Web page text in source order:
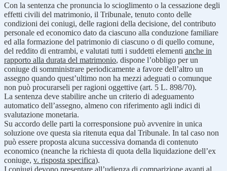
Con la sentenza che pronuncia lo scioglimento o la cessazione degli
effetti civili del matrimonio, il Tribunale, tenuto conto delle
condizioni dei coniugi, delle ragioni della decisione, del contributo
personale ed economico dato da ciascuno alla conduzione familiare
ed alla formazione del patrimonio di ciascuno o di quello comune,
del reddito di entrambi, e valutati tutti i suddetti elementi anche in
rapporto alla durata del matrimonio, dispone l’obbligo per un
coniuge di somministrare periodicamente a favore dell’altro un
assegno quando quest’ultimo non ha mezzi adeguati o comunque
non può procurarseli per ragioni oggettive (art. 5 L. 898/70).
La sentenza deve stabilire anche un criterio di adeguamento
automatico dell’assegno, almeno con riferimento agli indici di
svalutazione monetaria.
Su accordo delle parti la corresponsione può avvenire in unica
soluzione ove questa sia ritenuta equa dal Tribunale. In tal caso non
può essere proposta alcuna successiva domanda di contenuto
economico (neanche la richiesta di quota della liquidazione dell’ex
coniuge, v. risposta specifica).
I coniugi devono presentare all’udienza di comparizione avanti al